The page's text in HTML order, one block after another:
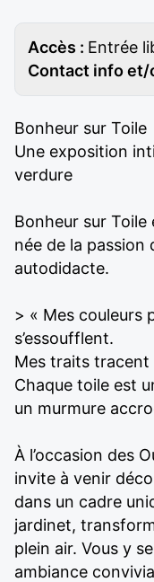
Accès : Entrée
Contact info et/
Bonheur sur Toile
Une exposition
verdure
Bonheur sur
née de la passion
autodidacte.
> « Mes couleurs
s’essoufflent.
Mes traits tracent
Chaque toile est
un murmure
À l’occasion des
invite à venir
dans un cadre
jardinet,
plein air. Vous y
ambiance